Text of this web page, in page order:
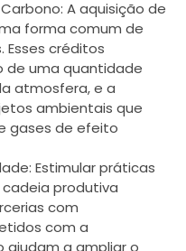
A aquisição de
forma comum de
Esses créditos
de uma quantidade
atmosfera, e a
ambientais que
gases de efeito
Estimular práticas
produtiva
com
com a
ajudam a ampliar o